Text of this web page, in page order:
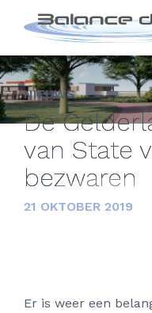
NIEUWS
De
van State
bezwaren
21 OKTOBER 2019
Er is weer een